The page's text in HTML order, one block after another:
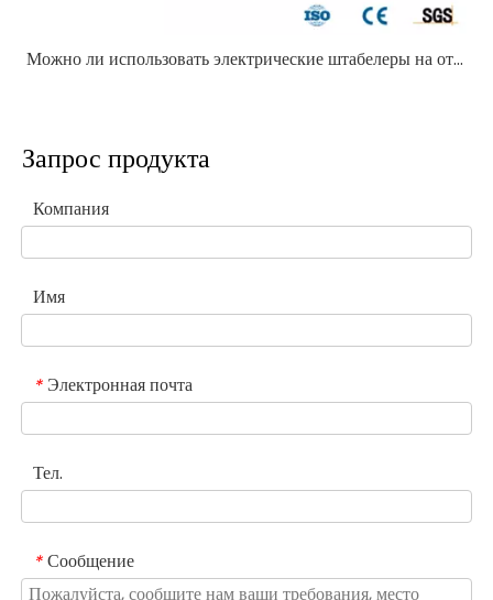
Можно ли использовать электрические штабелеры на открытом воздухе?
Запрос продукта
Компания
Имя
* Электронная почта
Тел.
* Сообщение